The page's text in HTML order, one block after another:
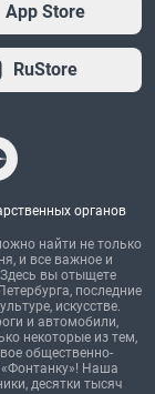
App Store
RuStore
органов
найти не только
и все важное и
вы отыщете
последние
искусстве.
и автомобили,
некоторые из тем,
общественно-
«Фонтанку»! Наша
десятки тысяч